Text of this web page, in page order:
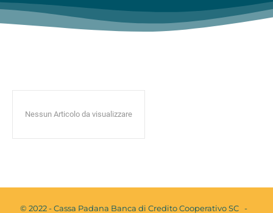
Nessun Articolo da visualizzare
© 2022 - Cassa Padana Banca di Credito Cooperativo SC -